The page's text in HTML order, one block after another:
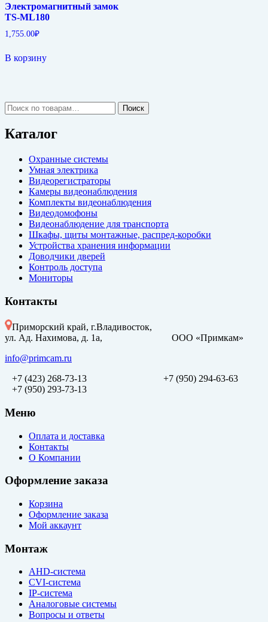
Электромагнитный замок
TS-ML180
1,755.00₽
В корзину
Искать: Поиск
Каталог
Охранные системы
Умная электрика
Видеорегистраторы
Камеры видеонаблюдения
Комплекты видеонаблюдения
Видеодомофоны
Видеонаблюдение для транспорта
Шкафы, щиты монтажные, распред-коробки
Устройства хранения информации
Доводчики дверей
Контроль доступа
Мониторы
Контакты
Приморский край, г.Владивосток,
ул. Ад. Нахимова, д. 1а, ООО «Примкам»
info@primcam.ru
+7 (423) 268-73-13
+7 (950) 294-63-63
+7 (950) 293-73-13
Меню
Оплата и доставка
Контакты
О Компании
Оформление заказа
Корзина
Оформление заказа
Мой аккаунт
Монтаж
AHD-система
CVI-система
IP-система
Аналоговые системы
Вопросы и ответы